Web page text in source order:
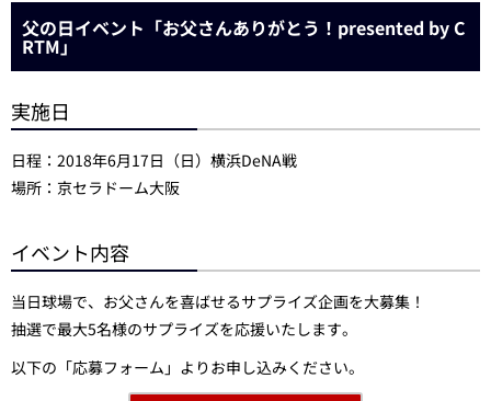
父の日イベント「お父さんありがとう！presented by C
RTM」
実施日
日程：2018年6月17日（日）横浜DeNA戦
場所：京セラドーム大阪
イベント内容
当日球場で、お父さんを喜ばせるサプライズ企画を大募集！
抽選で最大5名様のサプライズを応援いたします。
以下の「応募フォーム」よりお申し込みください。